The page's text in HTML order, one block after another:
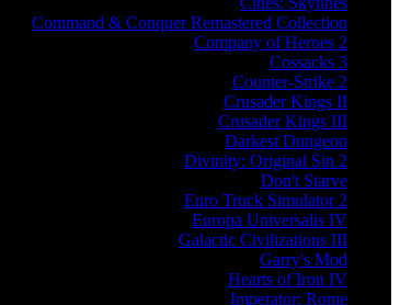
Command & Conquer Remastered Collection
Company of Heroes 2
Cossacks 3
Counter-Strike 2
Crusader Kings II
Crusader Kings III
Darkest Dungeon
Divinity: Original Sin 2
Don't Starve
Euro Truck Simulator 2
Europa Universalis IV
Galactic Civilizations III
Garry's Mod
Hearts of Iron IV
Imperator: Rome